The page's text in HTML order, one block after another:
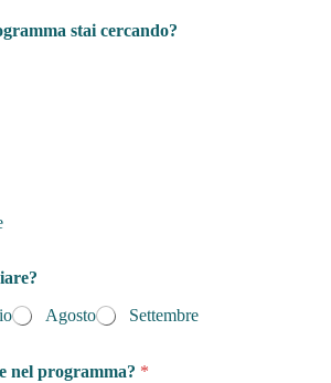
stai cercando?
Agosto Settembre
nel programma? *